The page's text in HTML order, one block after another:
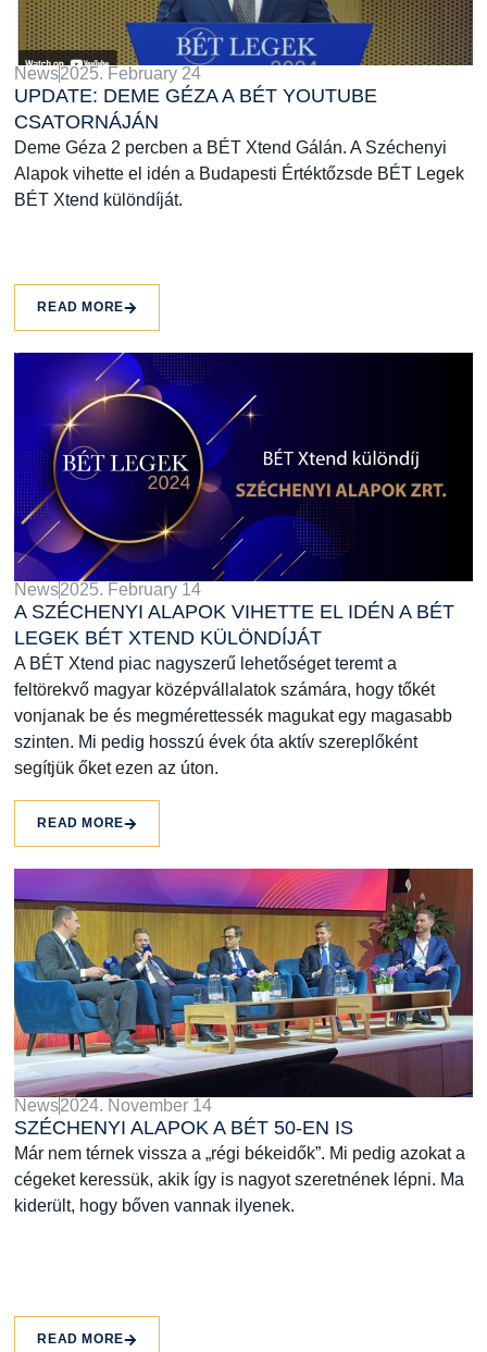
News2025. February 24
UPDATE: DEME GÉZA A BÉT YOUTUBE
CSATORNÁJÁN
Deme Géza 2 percben a BÉT Xtend Gálán. A Széchenyi
Alapok vihette el idén a Budapesti Értéktőzsde BÉT Legek
BÉT Xtend különdíját.
READ MORE
News2025. February 14
A SZÉCHENYI ALAPOK VIHETTE EL IDÉN A BÉT
LEGEK BÉT XTEND KÜLÖNDÍJÁT
A BÉT Xtend piac nagyszerű lehetőséget teremt a
feltörekvő magyar középvállalatok számára, hogy tőkét
vonjanak be és megmérettessék magukat egy magasabb
szinten. Mi pedig hosszú évek óta aktív szereplőként
segítjük őket ezen az úton.
READ MORE
News2024. November 14
SZÉCHENYI ALAPOK A BÉT 50-EN IS
Már nem térnek vissza a „régi békeidők”. Mi pedig azokat a
cégeket keressük, akik így is nagyot szeretnének lépni. Ma
kiderült, hogy bőven vannak ilyenek.
READ MORE